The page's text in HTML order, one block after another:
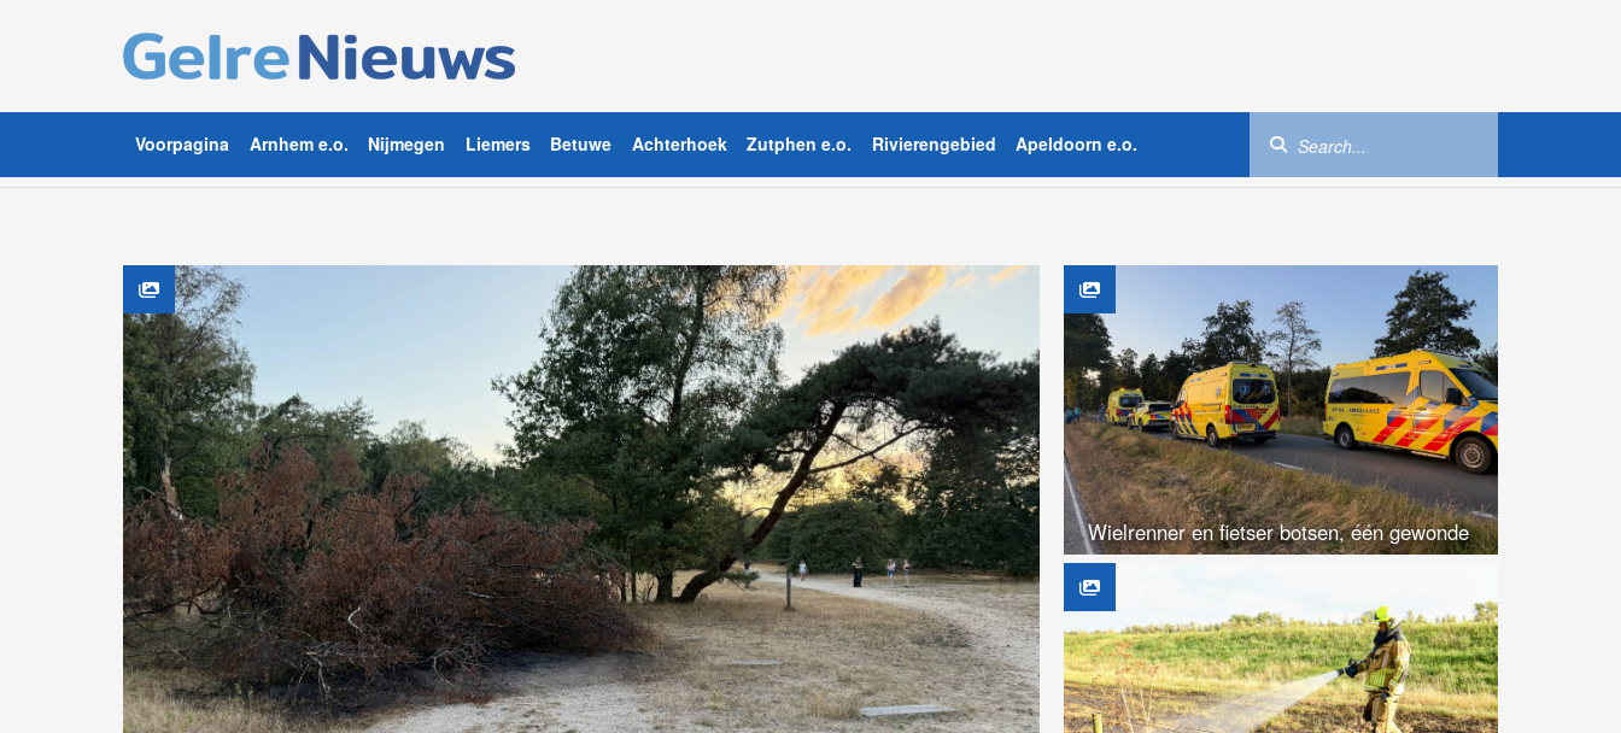
Voorpagina Arnhem e.o. Nijmegen Liemers Betuwe Achterhoek Zutphen e.o. Rivierengebied Apeldoorn e.o.
Wielrenner en fietser botsen, één gewonde